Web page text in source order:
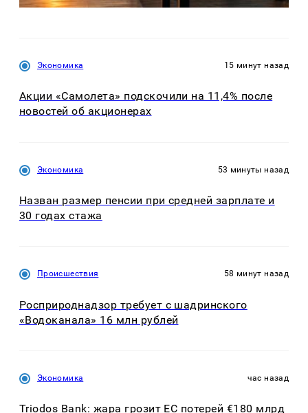
Экономика 15 минут назад
Акции «Самолета» подскочили на 11,4% после
новостей об акционерах
Экономика 53 минуты назад
Назван размер пенсии при средней зарплате и
30 годах стажа
Происшествия 58 минут назад
Росприроднадзор требует с шадринского
«Водоканала» 16 млн рублей
Экономика час назад
Triodos Bank: жара грозит ЕС потерей €180 млрд